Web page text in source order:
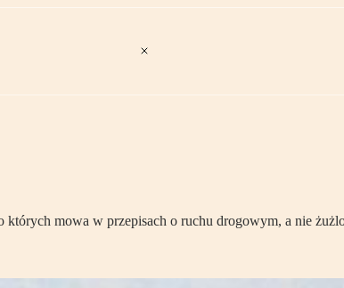
mowa w przepisach o ruchu drogowym, a nie